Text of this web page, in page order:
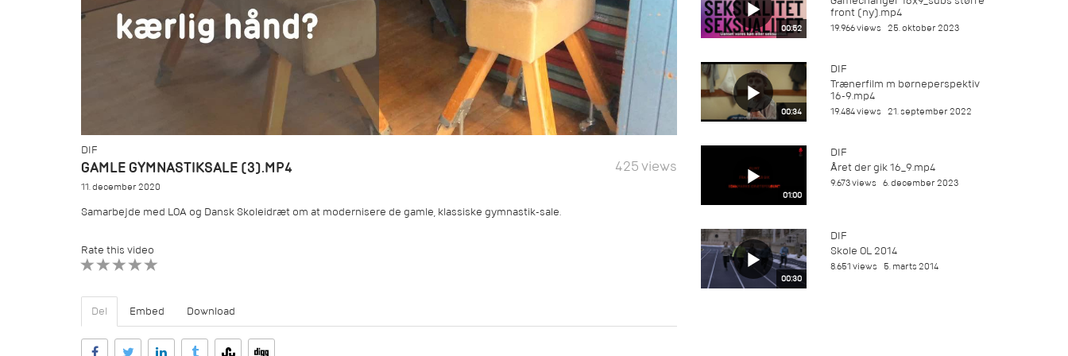
DIF
GAMLE GYMNASTIKSALE (3).MP4 425 views
11. december 2020
Samarbejde med LOA og Dansk Skoleidræt om at modernisere de gamle, klassiske gymnastik-sale.
Rate this video
Del Embed Download
00:52
front (ny).mp4
19.966 views 25. oktober 2023
00:34
DIF
Trænerfilm m børneperspektiv
16-9.mp4
19.484 views 21. september 2022
01:00
DIF
Året der gik 16_9.mp4
9.673 views 6. december 2023
00:30
DIF
Skole OL 2014
8.651 views 5. marts 2014